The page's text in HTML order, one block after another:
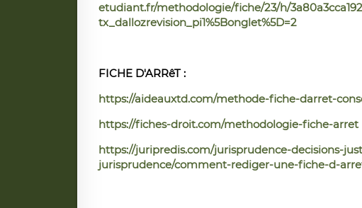
etudiant.fr/methodologie/fiche/23/h/
tx_dallozrevision_pi1%5Bonglet%5D=2
FICHE D'ARRêT :
https://aideauxtd.com/methode-fiche-darret-
https://fiches-droit.com/methodologie-fiche-arret
https://juripredis.com/jurisprudence-decisions-
jurisprudence/comment-rediger-une-fiche-d-